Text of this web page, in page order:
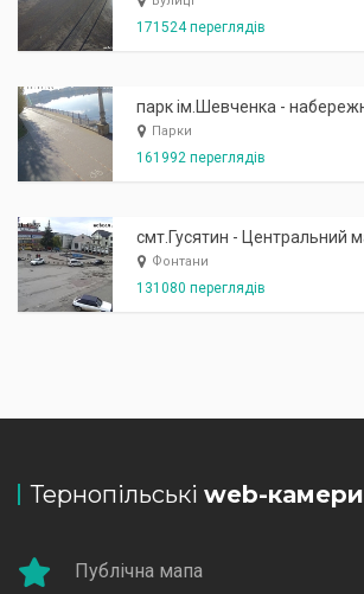
171524 переглядів
Парки
161992 переглядів
Фонтани
131080 переглядів
Тернопільські web-камери
Публічна мапа